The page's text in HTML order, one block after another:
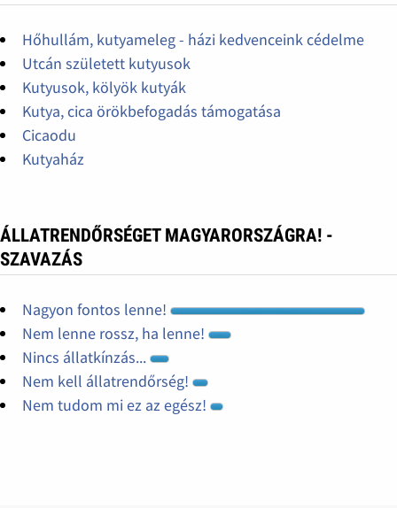
Hőhullám, kutyameleg - házi kedvenceink cédelme
Utcán született kutyusok
Kutyusok, kölyök kutyák
Kutya, cica örökbefogadás támogatása
Cicaodu
Kutyaház
ÁLLATRENDŐRSÉGET MAGYARORSZÁGRA! -
SZAVAZÁS
Nagyon fontos lenne!
Nem lenne rossz, ha lenne!
Nincs állatkínzás...
Nem kell állatrendőrség!
Nem tudom mi ez az egész!